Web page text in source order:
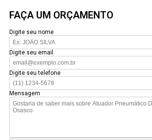
FAÇA UM ORÇAMENTO
Digite seu nome
Digite seu email
Digite seu telefone
Mensagem